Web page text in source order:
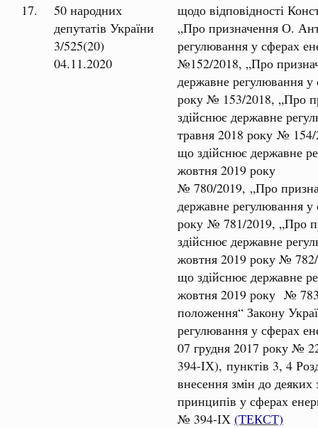
17.
50 народних
депутатів України
3/525(20)
04.11.2020
щодо відповідності
„Про призначення О.
регулювання у сферах
№152/2018, „Про
державне регулювання у
року № 153/2018, „Про
здійснює державне
травня 2018 року № 154/
що здійснює державне
жовтня 2019 року
№ 780/2019, „Про
державне регулювання
року № 781/2019, „Про
здійснює державне
жовтня 2019 року № 782/
що здійснює державне
жовтня 2019 року № 783/
положення“ Закону
регулювання у сферах
07 грудня 2017 року №
394-ІХ), пунктів 3, 4
внесення змін до деяких
принципів у сферах
№ 394-ІХ (ТЕКСТ)